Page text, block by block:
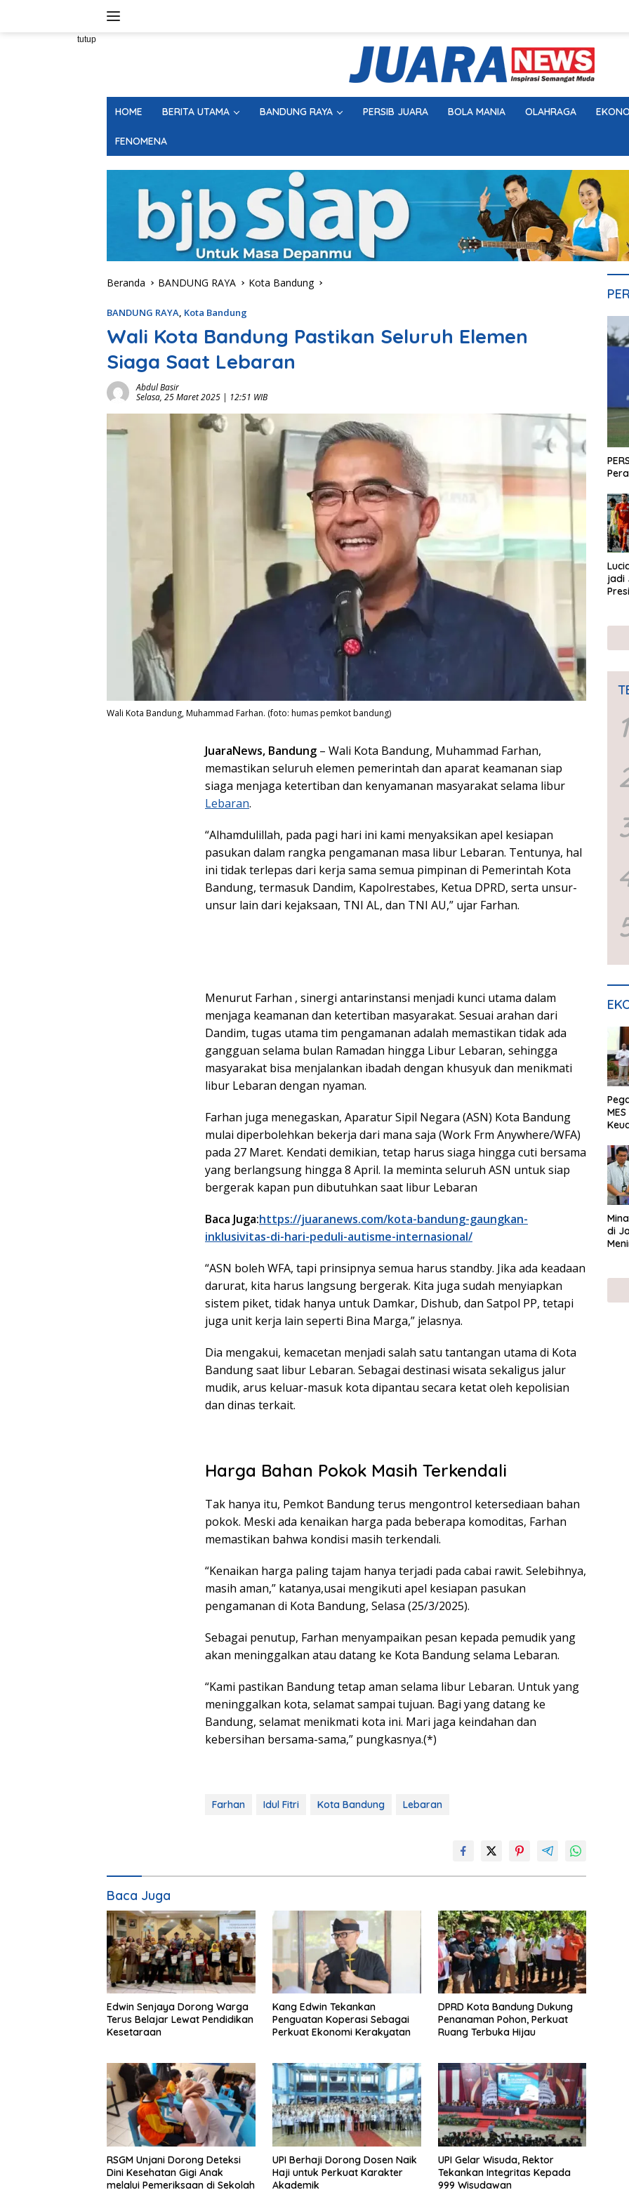
tutup
HOME BERITA UTAMA BANDUNG RAYA PERSIB JUARA BOLA MANIA OLAHRAGA
FENOMENA
Beranda BANDUNG RAYA Kota Bandung
BANDUNG RAYA, Kota Bandung
Wali Kota Bandung Pastikan Seluruh Elemen
Siaga Saat Lebaran
Abdul Basir
Selasa, 25 Maret 2025 | 12:51 WIB
Wali Kota Bandung, Muhammad Farhan. (foto: humas pemkot bandung)
JuaraNews, Bandung – Wali Kota Bandung, Muhammad Farhan,
memastikan seluruh elemen pemerintah dan aparat keamanan siap
siaga menjaga ketertiban dan kenyamanan masyarakat selama libur
Lebaran.
“Alhamdulillah, pada pagi hari ini kami menyaksikan apel kesiapan
pasukan dalam rangka pengamanan masa libur Lebaran. Tentunya, hal
ini tidak terlepas dari kerja sama semua pimpinan di Pemerintah Kota
Bandung, termasuk Dandim, Kapolrestabes, Ketua DPRD, serta unsur-
unsur lain dari kejaksaan, TNI AL, dan TNI AU,” ujar Farhan.
Menurut Farhan , sinergi antarinstansi menjadi kunci utama dalam
menjaga keamanan dan ketertiban masyarakat. Sesuai arahan dari
Dandim, tugas utama tim pengamanan adalah memastikan tidak ada
gangguan selama bulan Ramadan hingga Libur Lebaran, sehingga
masyarakat bisa menjalankan ibadah dengan khusyuk dan menikmati
libur Lebaran dengan nyaman.
Farhan juga menegaskan, Aparatur Sipil Negara (ASN) Kota Bandung
mulai diperbolehkan bekerja dari mana saja (Work Frm Anywhere/WFA)
pada 27 Maret. Kendati demikian, tetap harus siaga hingga cuti bersama
yang berlangsung hingga 8 April. Ia meminta seluruh ASN untuk siap
bergerak kapan pun dibutuhkan saat libur Lebaran
Baca Juga:https://juaranews.com/kota-bandung-gaungkan-
inklusivitas-di-hari-peduli-autisme-internasional/
“ASN boleh WFA, tapi prinsipnya semua harus standby. Jika ada keadaan
darurat, kita harus langsung bergerak. Kita juga sudah menyiapkan
sistem piket, tidak hanya untuk Damkar, Dishub, dan Satpol PP, tetapi
juga unit kerja lain seperti Bina Marga,” jelasnya.
Dia mengakui, kemacetan menjadi salah satu tantangan utama di Kota
Bandung saat libur Lebaran. Sebagai destinasi wisata sekaligus jalur
mudik, arus keluar-masuk kota dipantau secara ketat oleh kepolisian
dan dinas terkait.
Harga Bahan Pokok Masih Terkendali
Tak hanya itu, Pemkot Bandung terus mengontrol ketersediaan bahan
pokok. Meski ada kenaikan harga pada beberapa komoditas, Farhan
memastikan bahwa kondisi masih terkendali.
“Kenaikan harga paling tajam hanya terjadi pada cabai rawit. Selebihnya,
masih aman,” katanya,usai mengikuti apel kesiapan pasukan
pengamanan di Kota Bandung, Selasa (25/3/2025).
Sebagai penutup, Farhan menyampaikan pesan kepada pemudik yang
akan meninggalkan atau datang ke Kota Bandung selama Lebaran.
“Kami pastikan Bandung tetap aman selama libur Lebaran. Untuk yang
meninggalkan kota, selamat sampai tujuan. Bagi yang datang ke
Bandung, selamat menikmati kota ini. Mari jaga keindahan dan
kebersihan bersama-sama,” pungkasnya.(*)
Farhan Idul Fitri Kota Bandung Lebaran
Baca Juga
Edwin Senjaya Dorong Warga
Terus Belajar Lewat Pendidikan
Kesetaraan
Kang Edwin Tekankan
Penguatan Koperasi Sebagai
Perkuat Ekonomi Kerakyatan
DPRD Kota Bandung Dukung
Penanaman Pohon, Perkuat
Ruang Terbuka Hijau
RSGM Unjani Dorong Deteksi
Dini Kesehatan Gigi Anak
melalui Pemeriksaan di Sekolah
UPI Berhaji Dorong Dosen Naik
Haji untuk Perkuat Karakter
Akademik
UPI Gelar Wisuda, Rektor
Tekankan Integritas Kepada
999 Wisudawan
jadi
1
di